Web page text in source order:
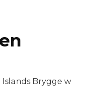
Brygge w